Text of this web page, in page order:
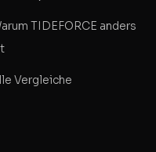
TIDEFORCE anders
Vergleiche